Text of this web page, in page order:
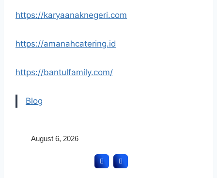
https://karyaanaknegeri.com
https://amanahcatering.id
https://bantulfamily.com/
Blog